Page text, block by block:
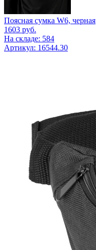
Поясная сумка W6, черная
1603 руб.
На складе: 584
Артикул: 16544.30